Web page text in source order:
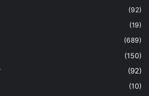
(92)
(19)
(689)
(150)
(92)
(10)